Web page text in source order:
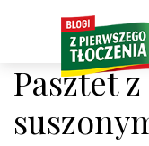
Pasztet